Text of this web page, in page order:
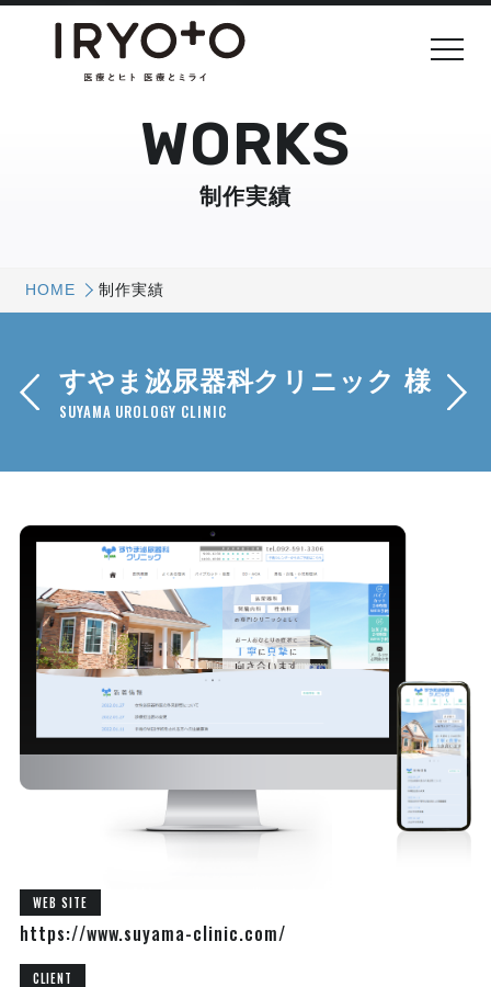
WORKS
制作実績
HOME 制作実績
すやま泌尿器科クリニック 様
SUYAMA UROLOGY CLINIC
WEB SITE
https://www.suyama-clinic.com/
CLIENT